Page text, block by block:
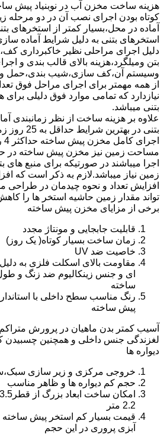
هزینه ساخت مخزن آب در نوبنیاد پیش
کوتاه بودن اجرای نصب آن در دو مرحله
آماده در محل،بسیار کمتر از استخرهای
استخرهای بتنی به دلیل شرایط آماده
دلیل اجرای مراحلی نظیر خاکبرداری
بتن ومیلگرد،هزینه بالای قالب بندی و
وسیستم آن،کف سازی،شیب بندی،حمل
از همه مهمتر برای اجرای مراحل فوق
نیازدارد که تمامی موارد فوق دلیلی
بتنی میباشد.
علاوه بر هزینه ساخت از نظر زمانبندی
بتنی در
مساحت زمین نیز مخزن پیش ساخته در
اجرا میباشند در صورتیکه برای منبع
زمین نیاز میباشد.لازم به ذکر است که
افزایش تعداد و نحوه چیدمان در
تواند مقدار زمین حاشیه استخر ها را
برخی از مزایای مخزن پیش ساخته
قابلیت جابجایی و مونتاژ مجدد
زمان ساخت بسیار کوتاه( یک روز)
خاصیت ضد UV
مقاومت بالای اسکلت فلزی به
ای و جنس زینکالیوم ضد زنگ و
ساخته
رنگ مناسب سطح داخلی با
پیش ساخته
آسیب کمتر بدن ماهیان در پرورش
لغزندگی جنس داخلی و همچنین چسبیدن
دیواره ها
خروجی مرکزی و زیر سازی
حجم کم دیواره ها و ظاهر مناسب
2.2 متر
قیمت بسیار کم استخر پیش ساخته
آبزی پروری در این حجم